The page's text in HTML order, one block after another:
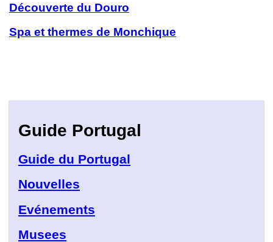
Découverte du Douro
Spa et thermes de Monchique
Guide Portugal
Guide du Portugal
Nouvelles
Evénements
Musees